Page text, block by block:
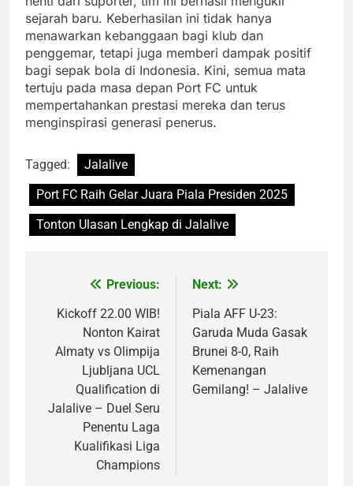
sejarah baru. Keberhasilan ini tidak hanya
menawarkan kebanggaan bagi klub dan
penggemar, tetapi juga memberi dampak positif
bagi sepak bola di Indonesia. Kini, semua mata
tertuju pada masa depan Port FC untuk
mempertahankan prestasi mereka dan terus
menginspirasi generasi penerus.
Tagged:
Jalalive
Port FC Raih Gelar Juara Piala Presiden 2025
Tonton Ulasan Lengkap di Jalalive
navigation
Previous:
Kickoff 22.00 WIB!
Nonton Kairat
Almaty vs Olimpija
Ljubljana UCL
Qualification di
Jalalive – Duel Seru
Penentu Laga
Kualifikasi Liga
Champions
Next:
Piala AFF U-23:
Garuda Muda Gasak
Brunei 8-0, Raih
Kemenangan
Gemilang! – Jalalive